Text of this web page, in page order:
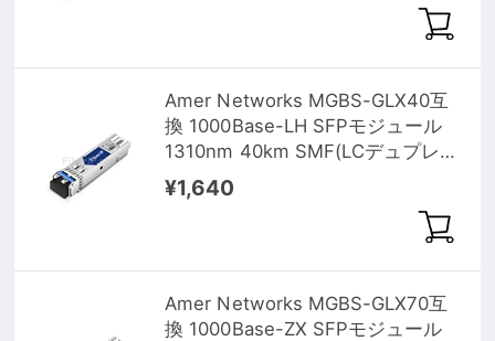
Amer Networks MGBS-GLX40互
換 1000Base-LH SFPモジュール
1310nm 40km SMF(LCデュプレッ
クス) DOM
¥1,640
Amer Networks MGBS-GLX70互
換 1000Base-ZX SFPモジュール